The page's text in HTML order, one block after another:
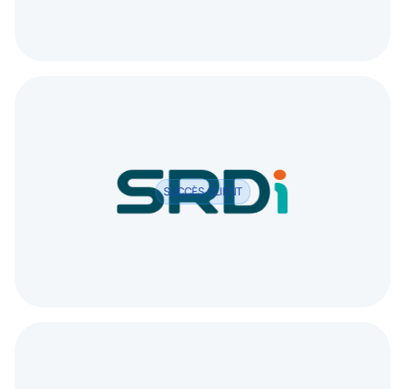
SUCCÈS CLIENT